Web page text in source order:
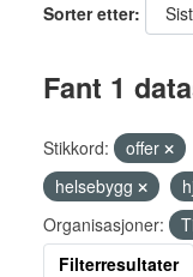
Sorter etter
Fant 1
Stikkord: offer
helsebygg
Organisasjoner:
Filterresultater